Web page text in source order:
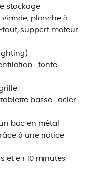
stockage
planche à
support moteur
: fonte
basse : acier
bac en métal
à une notice
et en 10 minutes